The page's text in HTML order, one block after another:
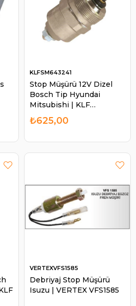
Stop Müşürü 12V Dizel
Bosch Tip Hyundai
Mitsubishi | KLF
SM643241
KLFSM643241
₺625,00
Debriyaj Stop Müşürü
Isuzu | VERTEX VFS1585
VERTEXVFS1585